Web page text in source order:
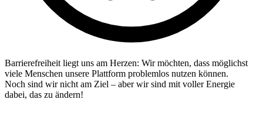
Barrierefreiheit liegt uns am Herzen: Wir möchten, dass möglichst
viele Menschen unsere Plattform problemlos nutzen können.
Noch sind wir nicht am Ziel – aber wir sind mit voller Energie
dabei, das zu ändern!